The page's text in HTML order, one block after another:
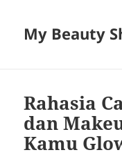
My Beauty
Rahasia
dan
Kamu